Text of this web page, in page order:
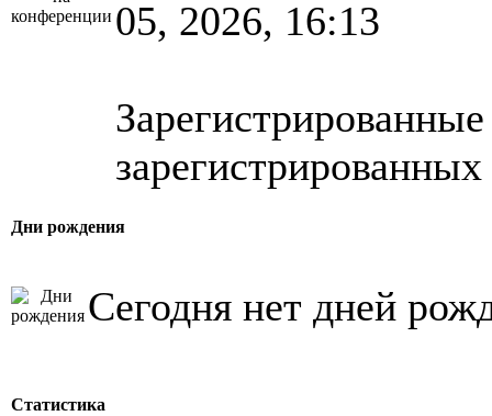
05, 2026, 16:13
зарегистрированных
Дни рождения
Сегодня нет дней
Статистика